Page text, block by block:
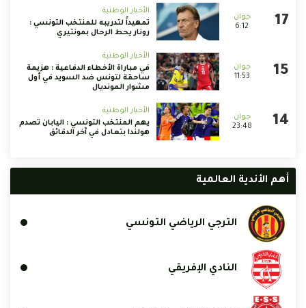
6:12
الأخبار الوطنية
تمهيداً لتدريبه للمنتخب التونسي :
رونار يحط الرحال بمونتيري
11:53
الأخبار الوطنية
في مباراة الأخطاء الدفاعية : هزيمة
ساحقة لتونس ضد السويد في أول
مشوار المونديال
23:48
الأخبار الوطنية
يهم المنتخب التونسي : اليابان تصدم
هولندا بتعادل في آخر الدقائق
أهم الأندية العالمية
الترجي الرياضي التونسي
النادي الإفريقي